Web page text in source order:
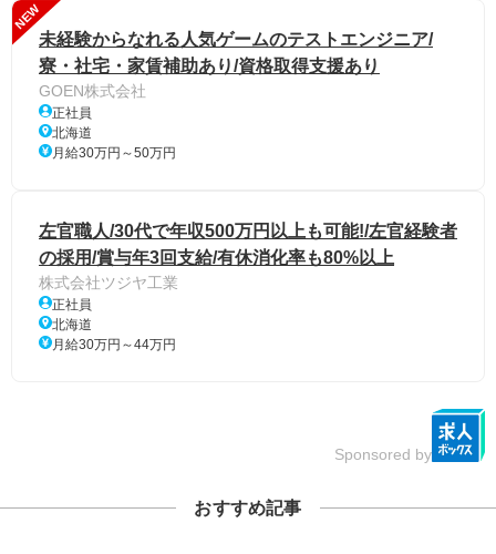
NEW
未経験からなれる人気ゲームのテストエンジニア/
寮・社宅・家賃補助あり/資格取得支援あり
GOEN株式会社
正社員
北海道
月給30万円～50万円
左官職人/30代で年収500万円以上も可能!/左官経験者
の採用/賞与年3回支給/有休消化率も80%以上
株式会社ツジヤ工業
正社員
北海道
月給30万円～44万円
Sponsored by
おすすめ記事